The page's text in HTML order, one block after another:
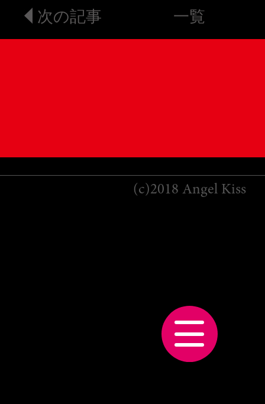
次の記事 一覧
(c)2018 Angel Kiss